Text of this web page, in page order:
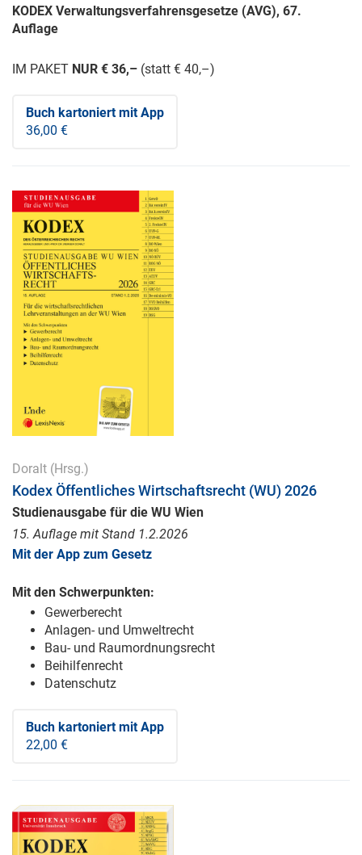
KODEX Verwaltungsverfahrensgesetze (AVG), 67.
Auflage
IM PAKET NUR € 36,– (statt € 40,–)
Buch kartoniertmit App
36,00 €
Doralt (Hrsg.)
Kodex Öffentliches Wirtschaftsrecht (WU) 2026
Studienausgabe für die WU Wien
15. Auflage mit Stand 1.2.2026
Mit der App zum Gesetz
Mit den Schwerpunkten:
Gewerberecht
Anlagen- und Umweltrecht
Bau- und Raumordnungsrecht
Beihilfenrecht
Datenschutz
Buch kartoniertmit App
22,00 €